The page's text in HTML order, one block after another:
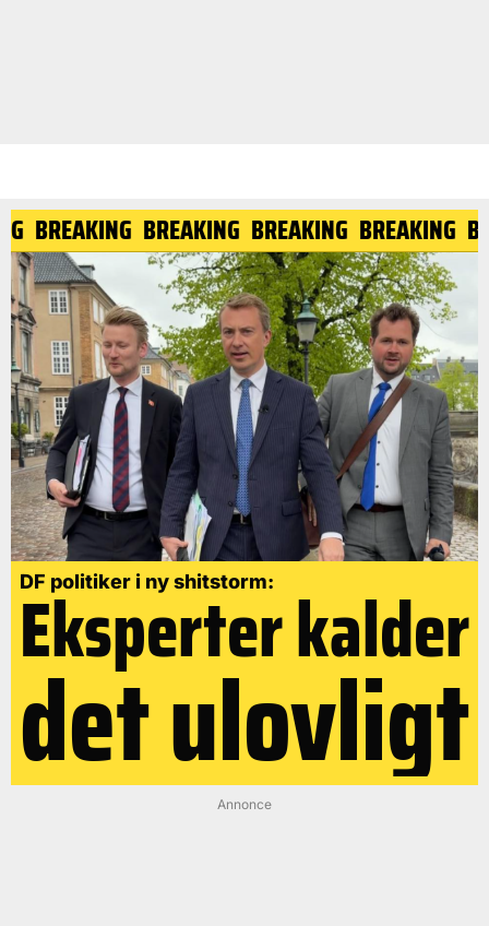
BREAKING BREAKING BREAKING BREAKING
DF politiker i ny shitstorm:
Eksperter kalder
det ulovligt
Annonce